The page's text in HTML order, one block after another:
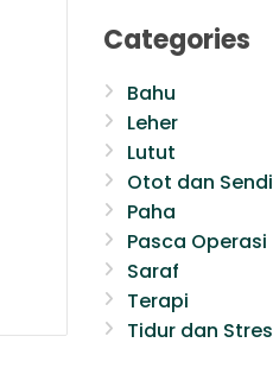
Categories
Bahu
Leher
Lutut
Otot dan Sendi
Paha
Pasca Operasi
Saraf
Terapi
Tidur dan Stres